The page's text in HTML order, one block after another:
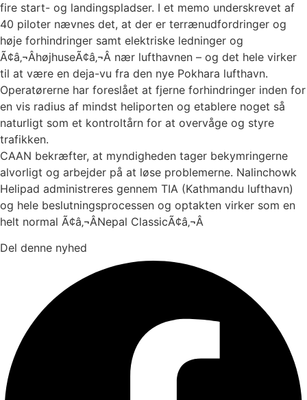
fire start- og landingspladser. I et memo underskrevet af
40 piloter nævnes det, at der er terrænudfordringer og
høje forhindringer samt elektriske ledninger og
Ã¢â‚¬ÂhøjhuseÃ¢â‚¬Â nær lufthavnen – og det hele virker
til at være en deja-vu fra den nye Pokhara lufthavn.
Operatørerne har foreslået at fjerne forhindringer inden for
en vis radius af mindst heliporten og etablere noget så
naturligt som et kontroltårn for at overvåge og styre
trafikken.
CAAN bekræfter, at myndigheden tager bekymringerne
alvorligt og arbejder på at løse problemerne. Nalinchowk
Helipad administreres gennem TIA (Kathmandu lufthavn)
og hele beslutningsprocessen og optakten virker som en
helt normal Ã¢â‚¬ÂNepal ClassicÃ¢â‚¬Â
Del denne nyhed